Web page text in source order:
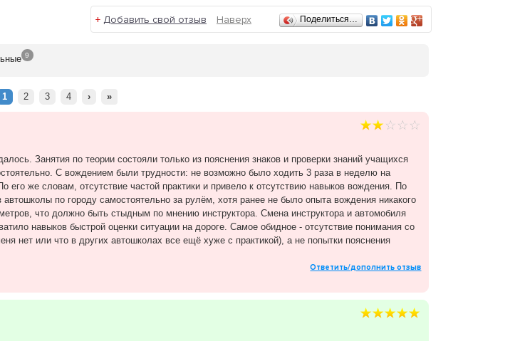
а
ВОДИТЕЛЕЙ.
+ Добавить свой отзыв Наверх Поделиться…
9
1 2 3 4 › »
Занятия по теории состояли только из пояснения знаков и проверки знаний учащихся
С вождением были трудности: не возможно было ходить 3 раза в неделю на
его же словам, отсутствие частой практики и привело к отсутствию навыков вождения. По
по городу самостоятельно за рулём, хотя ранее не было опыта вождения никакого
что должно быть стыдным по мнению инструктора. Смена инструктора и автомобиля
навыков быстрой оценки ситуации на дороге. Самое обидное - отсутствие понимания со
нет или что в других автошколах все ещё хуже с практикой), а не попытки пояснения
Ответить/дополнить отзыв